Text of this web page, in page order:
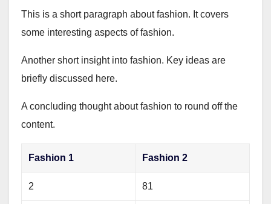
This is a short paragraph about fashion. It covers
some interesting aspects of fashion.
Another short insight into fashion. Key ideas are
briefly discussed here.
A concluding thought about fashion to round off the
content.
Fashion 1 Fashion 2
2 81